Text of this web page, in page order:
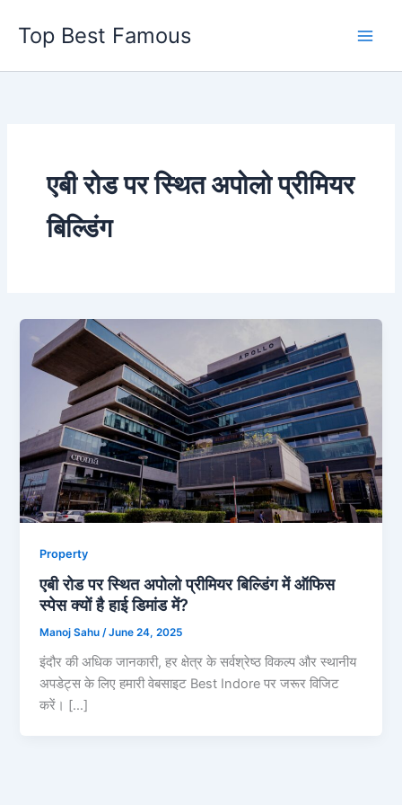
content
Top Best Famous
एबी रोड पर स्थित अपोलो प्रीमियर
बिल्डिंग
Property
एबी रोड पर स्थित अपोलो प्रीमियर बिल्डिंग में ऑफिस
स्पेस क्यों है हाई डिमांड में?
Manoj Sahu/June 24, 2025
इंदौर की अधिक जानकारी, हर क्षेत्र के सर्वश्रेष्ठ विकल्प और स्थानीय
अपडेट्स के लिए हमारी वेबसाइट Best Indore पर जरूर विजिट
करें। […]